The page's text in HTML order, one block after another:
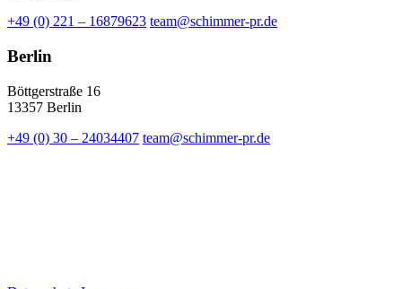
+49 (0) 221 – 16879623 team@schimmer-pr.de
Berlin
Böttgerstraße 16
13357 Berlin
+49 (0) 30 – 24034407 team@schimmer-pr.de